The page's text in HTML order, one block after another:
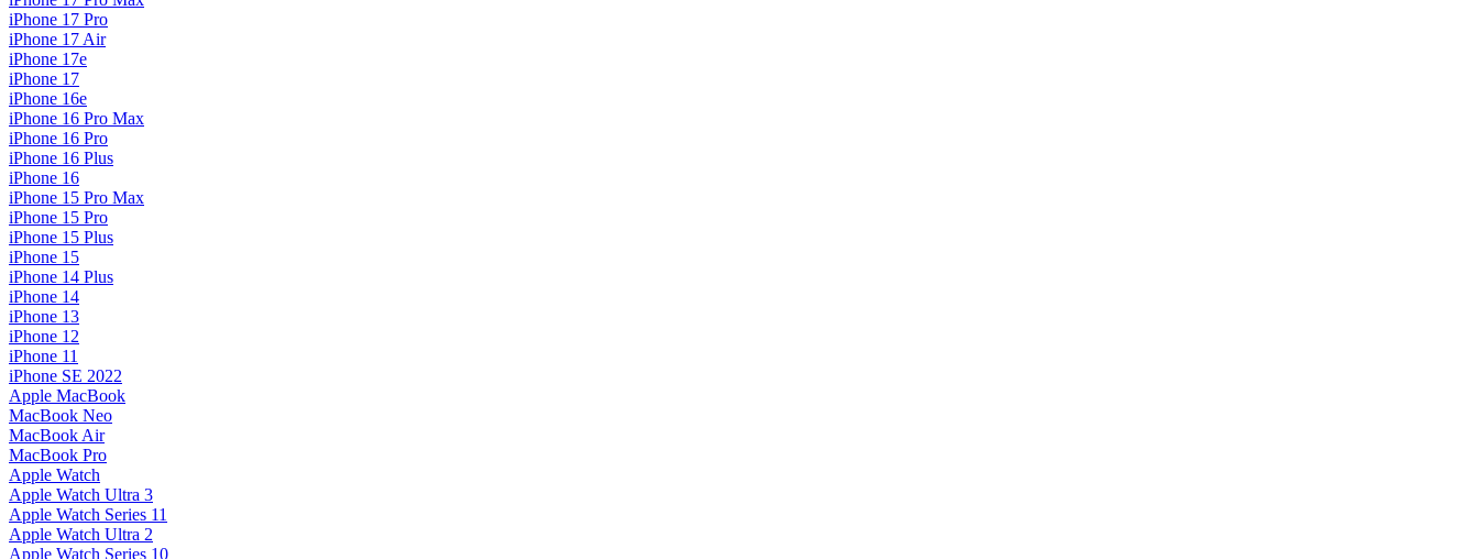
iPhone 17 Pro
iPhone 17 Air
iPhone 17e
iPhone 17
iPhone 16e
iPhone 16 Pro Max
iPhone 16 Pro
iPhone 16 Plus
iPhone 16
iPhone 15 Pro Max
iPhone 15 Pro
iPhone 15 Plus
iPhone 15
iPhone 14 Plus
iPhone 14
iPhone 13
iPhone 12
iPhone 11
iPhone SE 2022
Apple MacBook
MacBook Neo
MacBook Air
MacBook Pro
Apple Watch
Apple Watch Ultra 3
Apple Watch Series 11
Apple Watch Ultra 2
Apple Watch Series 10